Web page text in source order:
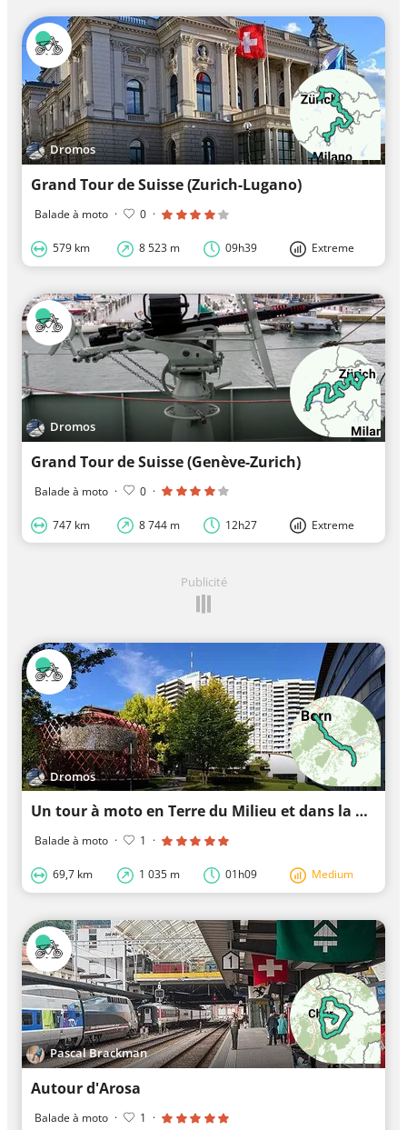
Dromos
Grand Tour de Suisse (Zurich-Lugano)
Balade à moto · 0 ·
579 km 8 523 m 09h39 Extreme
Dromos
Grand Tour de Suisse (Genève-Zurich)
Balade à moto · 0 ·
747 km 8 744 m 12h27 Extreme
Publicité
Dromos
Un tour à moto en Terre du Milieu et dans la Vallée du Hobbit
Balade à moto · 1 ·
69,7 km 1 035 m 01h09 Medium
Pascal Brackman
Autour d'Arosa
Balade à moto · 1 ·